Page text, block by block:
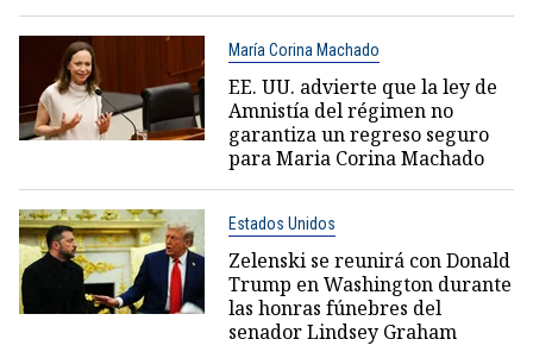
María Corina Machado
EE. UU. advierte que la ley de
Amnistía del régimen no
garantiza un regreso seguro
para Maria Corina Machado
Estados Unidos
Zelenski se reunirá con Donald
Trump en Washington durante
las honras fúnebres del
senador Lindsey Graham